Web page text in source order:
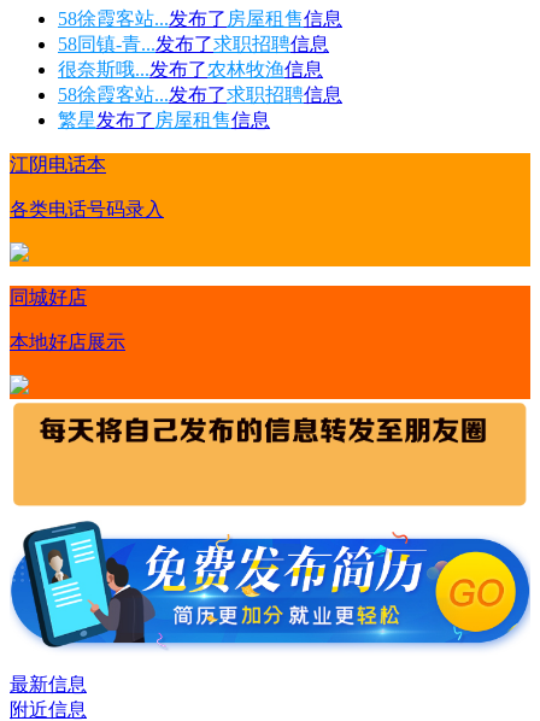
58徐霞客站...发布了 房屋租售信息
58同镇-青...发布了求职招聘信息
很奈斯哦...发布了农林牧渔信息
58徐霞客站...发布了求职招聘信息
繁星发布了 房屋租售信息
江阴电话本
各类电话号码录入
同城好店
本地好店展示
最新信息
附近信息